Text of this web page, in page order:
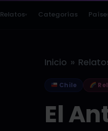
Relatos▾ Categorías
Inicio »
Chile
El